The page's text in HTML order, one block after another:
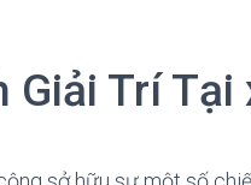
Giải Trí